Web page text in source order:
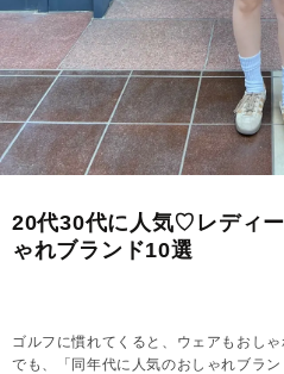
20代30代に人気♡レディ
ゃれブランド10選
ゴルフに慣れてくると、ウェアもおし
でも、「同年代に人気のおしゃれブラ